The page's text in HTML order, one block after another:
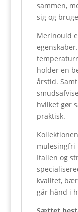
sammen,
sig og
Merinould
holder en
årstid.
hvilket gør
praktisk.
mulesingfri
Italien og
kvalitet,
går hånd i